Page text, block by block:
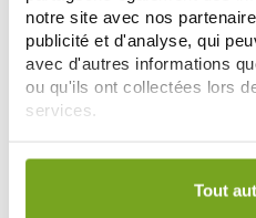
notre site avec nos
publicité et d'analyse, qui
avec d'autres informations
ou qu'ils ont collectées lors
services.
Votre choix de
Tout
FLEUR BACH FAMADEM
FLEURS DE BACH ELIXIR WILLOW
AJOUTER AU PANIER